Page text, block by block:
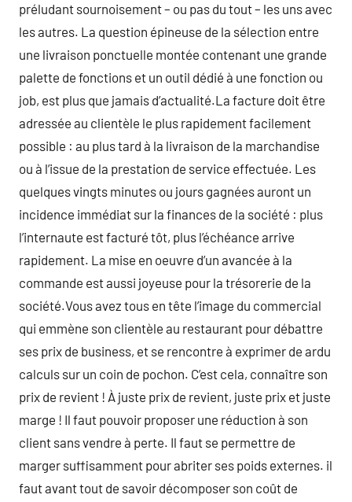
préludant sournoisement – ou pas du tout – les uns avec
les autres. La question épineuse de la sélection entre
une livraison ponctuelle montée contenant une grande
palette de fonctions et un outil dédié à une fonction ou
job, est plus que jamais d’actualité.La facture doit être
adressée au clientèle le plus rapidement facilement
possible : au plus tard à la livraison de la marchandise
ou à l’issue de la prestation de service effectuée. Les
quelques vingts minutes ou jours gagnées auront un
incidence immédiat sur la finances de la société : plus
l’internaute est facturé tôt, plus l’échéance arrive
rapidement. La mise en oeuvre d’un avancée à la
commande est aussi joyeuse pour la trésorerie de la
société.Vous avez tous en tête l’image du commercial
qui emmène son clientèle au restaurant pour débattre
ses prix de business, et se rencontre à exprimer de ardu
calculs sur un coin de pochon. C’est cela, connaître son
prix de revient ! À juste prix de revient, juste prix et juste
marge ! Il faut pouvoir proposer une réduction à son
client sans vendre à perte. Il faut se permettre de
marger suffisamment pour abriter ses poids externes. il
faut avant tout de savoir décomposer son coût de